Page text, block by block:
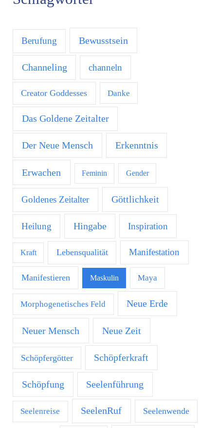
Berufung Bewusstsein
Channeling channeln
Creator Goddesses Danke
Das Goldene Zeitalter
Der Neue Mensch Erkenntnis
Erwachen Feminin Gender
Goldenes Zeitalter Göttlichkeit
Heilung Hingabe Inspiration
Kraft Lebensqualität Manifestation
Manifestieren Maskulin Maya
Morphogenetisches Feld Neue Erde
Neuer Mensch Neue Zeit
Schöpfergötter Schöpferkraft
Schöpfung Seelenführung
Seelenreise SeelenRuf Seelenwende